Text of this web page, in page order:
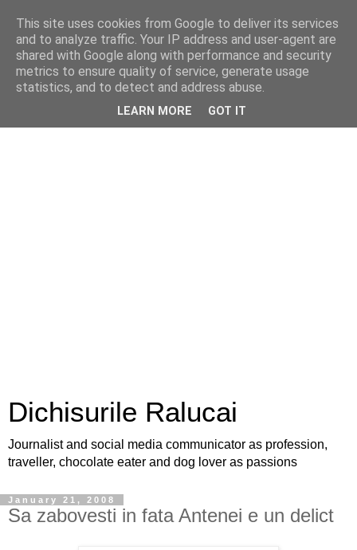
Dichisurile Ralucai
Journalist and social media communicator as profession,
traveller, chocolate eater and dog lover as passions
January 21, 2008
Sa zabovesti in fata Antenei e un delict
This site uses cookies from Google to deliver its services
and to analyze traffic. Your IP address and user-agent are
shared with Google along with performance and security
metrics to ensure quality of service, generate usage
statistics, and to detect and address abuse.
LEARN MORE GOT IT